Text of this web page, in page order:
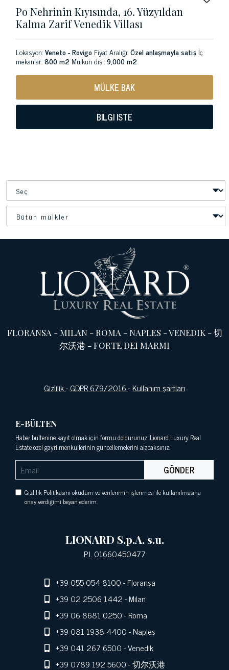
Po Nehrinin Kıyısında, 16. Yüzyıldan
Kalma Zarif Venedik Villası
Lokasyon:Veneto - Rovigo Fiyat Aralığı:Özel anlaşmayla satış İç
mekanlar:800 m2 Mülkün dışı:9,000 m2
MÜLKE BAK
BILGI ISTE
FLORANSA -MILAN-ROMA -NAPLES -VENEDIK-切
尔沃港 -FORTE DEI MARMI
Gizlilik-GDPR 679/2016-Kullanım şartları
E-BÜLTEN
Haber bültenine kayıt olmak için formu doldurunuz. Lionard Luxury Real
Estate özel gayri menkullerinin güncellemelerini alacaksınız.
GÖNDER
Gizlilik Politikasını okudum ve verilerimin işlenmesi ile kullanılmasına
onay verdiğimi beyan ederim.
LIONARD S.p.A. s.u.
P.I. 01660450477
+39 055 054 8100- Floransa
+39 02 2506 1442- Milan
+39 06 8681 0250- Roma
+39 081 1938 4400- Naples
+39 041 267 6500- Venedik
+39 0789 192 5600- 切尔沃港